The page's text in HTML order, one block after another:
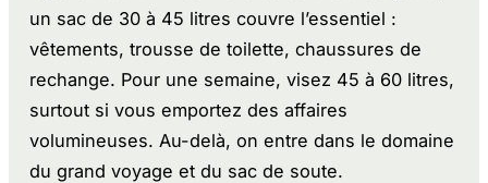
un sac de 30 à 45 litres couvre l’essentiel :
vêtements, trousse de toilette, chaussures de
rechange. Pour une semaine, visez 45 à 60 litres,
surtout si vous emportez des affaires
volumineuses. Au-delà, on entre dans le domaine
du grand voyage et du sac de soute.